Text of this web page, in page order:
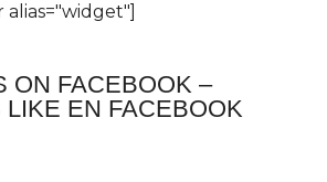
alias="widget"]
ON FACEBOOK –
LIKE EN FACEBOOK